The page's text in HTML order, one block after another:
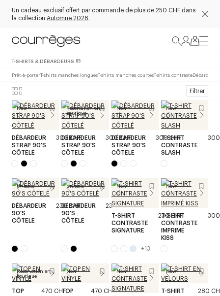
Un cadeau exclusif offert par commande de plus de 250 CHF dans
la collection Automne 2026.
T-SHIRTS & DÉBARDEURS 85
Prêt-à-porterT-shirts manches longuesT-shirts manches courtesT-shirts contrasteDébardeurs
Filtrer
New
DÉBARDEUR
STRAP 90'S
CÔTELÉ
300 CHF
Réservation en
boutique
DÉBARDEUR
STRAP 90'S
CÔTELÉ
300 CHF
New
DÉBARDEUR
STRAP 90'S
CÔTELÉ
300 CHF
New
T-SHIRT
CONTRASTE
SLASH
300
Unisexe
DÉBARDEUR
90'S
CÔTELÉ
230 CHF
Unisexe
DÉBARDEUR
90'S
CÔTELÉ
230 CHF
New
T-SHIRT
CONTRASTE
SIGNATURE
230 CHF
+13
New
T-SHIRT
CONTRASTE
IMPRIMÉ
KISS
300
Réservation en
boutique
TOP
470 CHF
New
TOP
470 CHF
New New
T-SHIRT
280